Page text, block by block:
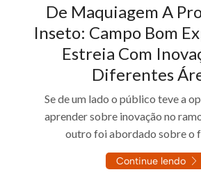
De Maquiagem A
Inseto: Campo Bom
Estreia Com
Diferentes
Se de um lado o público teve a
aprender sobre inovação no
outro foi abordado sobre o
Continue lendo